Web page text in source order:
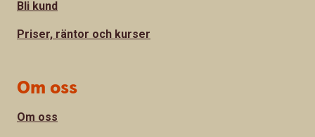
Bli kund
Priser, räntor och kurser
Om oss
Om oss